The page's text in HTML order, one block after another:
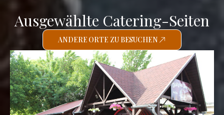
Ausgewählte Catering-Seiten
ANDERE ORTE ZU BESUCHEN